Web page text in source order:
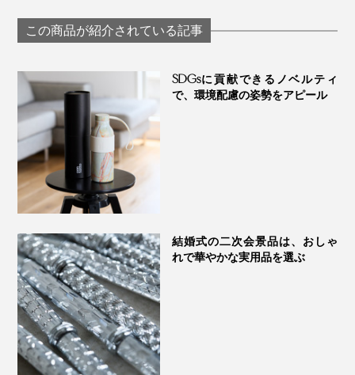
コンテント／CONTENT
リ、スイートオレンジ
写真左は「リードディフューザー」
あたたかなキッチンを思い起こす、フルーティーなノー
ト。馴染みのある甘く心地いい香りで、まずはあなたの
香りごとにイメージカラーが異なるボックス入りなの
で、お世話になった方への贈り物、新居祝いや引っ越し
祝い、ホリデーギフトにもぴったりです。
製芯と3層の香りの
変化が楽しめる「ア
WoodWick ウッドウ
ィック
（燃焼時間：約12時
間）」｜kameyama
この商品が紹介されている記事
SDGsに貢献できるノベルティ
で、環境配慮の姿勢をアピール
結婚式の二次会景品は、おしゃ
れで華やかな実用品を選ぶ